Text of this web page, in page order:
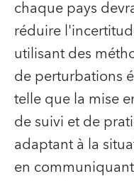
chaque pays
réduire
utilisant des
de perturbations
telle que la mise
de suivi et de
adaptant à la
en